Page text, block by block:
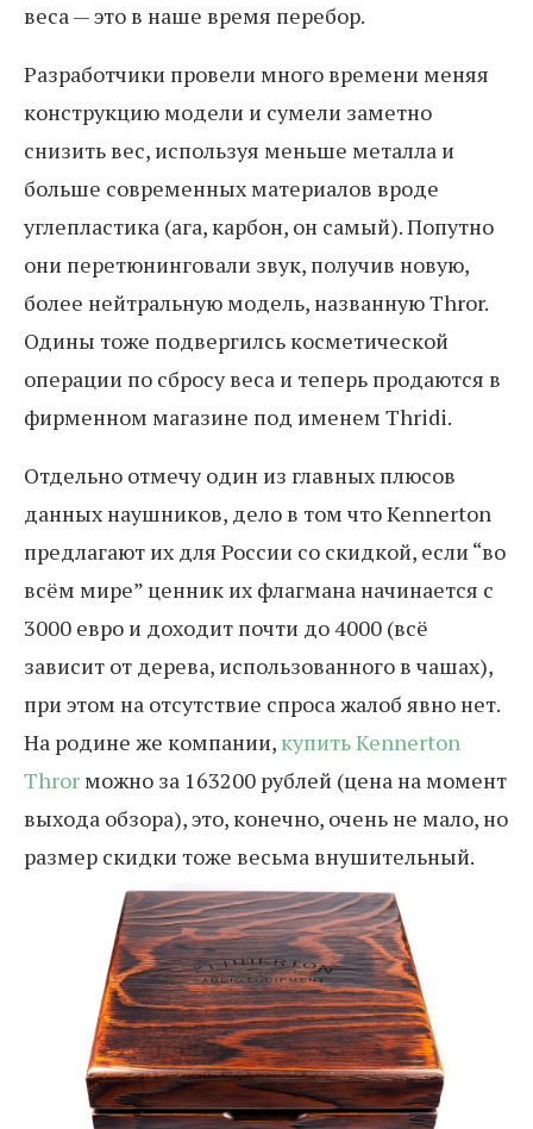
веса — это в наше время перебор.
Разработчики провели много времени меняя
конструкцию модели и сумели заметно
снизить вес, используя меньше металла и
больше современных материалов вроде
углепластика (ага, карбон, он самый). Попутно
они перетюнинговали звук, получив новую,
более нейтральную модель, названную Thror.
Одины тоже подвергилсь косметической
операции по сбросу веса и теперь продаются в
фирменном магазине под именем Thridi.
Отдельно отмечу один из главных плюсов
данных наушников, дело в том что Kennerton
предлагают их для России со скидкой, если “во
всём мире” ценник их флагмана начинается с
3000 евро и доходит почти до 4000 (всё
зависит от дерева, использованного в чашах),
при этом на отсутствие спроса жалоб явно нет.
На родине же компании, купить Kennerton
Thror можно за 163200 рублей (цена на момент
выхода обзора), это, конечно, очень не мало, но
размер скидки тоже весьма внушительный.